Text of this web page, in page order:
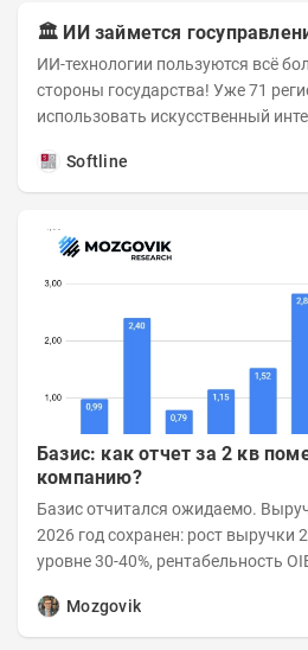
🏛️ ИИ займется
ИИ-технологии пользуются всё
стороны государства! Уже 71
использовать искусственный
Softline
Базис: как отчет за 2 кв
компанию?
Базис отчитался ожидаемо.
2026 год сохранен: рост выручки 2026 ожидается на
уровне 30-40%, рентабельность OIBDA 60%.
Mozgovik